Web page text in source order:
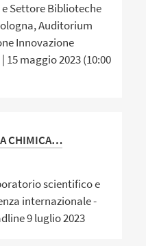
Settore Biblioteche
Auditorium
Innovazione
15 maggio 2023 (10:00
CHIMICA…
scientifico e
internazionale -
9 luglio 2023